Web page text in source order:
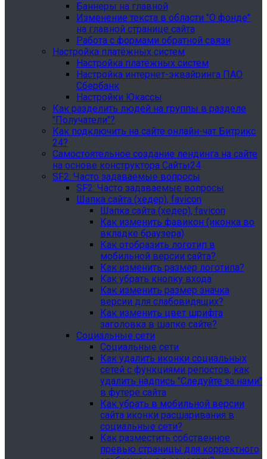
Баннеры на главной
Изменение текста в области "О фонде"
на главной странице сайта
Работа с формами обратной связи
Настройка платёжных систем
Настройка платёжных систем
Настройка интернет-эквайринга ПАО
Сбербанк
Настройки Юкассы
Как разделить людей на группы в разделе
"Получатели"?
Как подключить на сайте онлайн-чат Битрикс
24?
Самостоятельное создание лендинга на сайте
на основе конструктора Сайты24
SF2: Часто задаваемые вопросы
SF2: Часто задаваемые вопросы
Шапка сайта (хедер), favicon
Шапка сайта (хедер), favicon
Как изменить фавикон (иконка во
вкладке браузера)
Как отобразить логотип в
мобильной версии сайта?
Как изменить размер логотипа?
Как убрать кнопку входа
Как изменить размер значка
версии для слабовидящих?
Как изменить цвет шрифта
заголовка в шапке сайте?
Социальные сети
Социальные сети
Как удалить иконки социальных
сетей с функциями репостов, как
удалить надпись "Следуйте за нами"
в футере сайта
Как убрать в мобильной версии
сайта иконки расшаривания в
социальные сети?
Как разместить собственное
превью страницы для корректного